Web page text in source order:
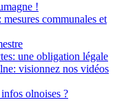
!
communales et
une obligation légale
visionnez nos vidéos
olnoises ?